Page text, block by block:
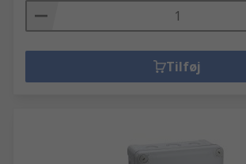
Tilføj